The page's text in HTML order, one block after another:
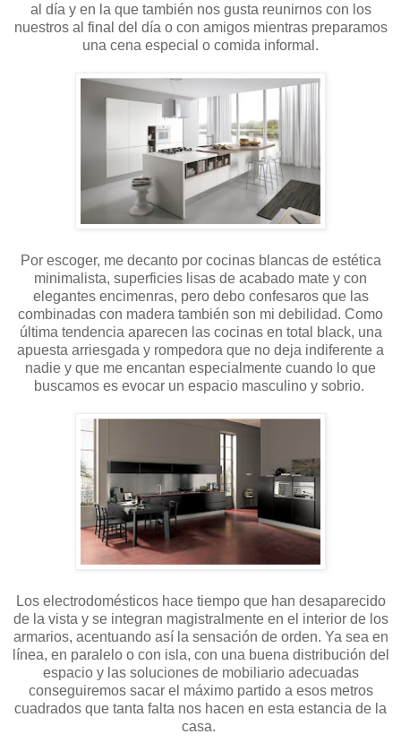
al día y en la que también nos gusta reunirnos con los
nuestros al final del día o con amigos mientras preparamos
una cena especial o comida informal.
Por escoger, me decanto por cocinas blancas de estética
minimalista, superficies lisas de acabado mate y con
elegantes encimenras, pero debo confesaros que las
combinadas con madera también son mi debilidad. Como
última tendencia aparecen las cocinas en total black, una
apuesta arriesgada y rompedora que no deja indiferente a
nadie y que me encantan especialmente cuando lo que
buscamos es evocar un espacio masculino y sobrio.
Los electrodomésticos hace tiempo que han desaparecido
de la vista y se integran magistralmente en el interior de los
armarios, acentuando así la sensación de orden. Ya sea en
línea, en paralelo o con isla, con una buena distribución del
espacio y las soluciones de mobiliario adecuadas
conseguiremos sacar el máximo partido a esos metros
cuadrados que tanta falta nos hacen en esta estancia de la
casa.